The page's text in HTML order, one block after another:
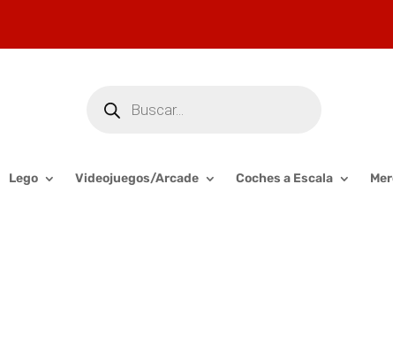
productos
Lego Videojuegos/Arcade Coches a Escala